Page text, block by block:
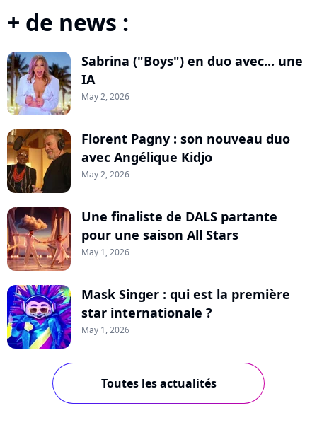
+ de news :
Sabrina ("Boys") en duo avec... une
IA
May 2, 2026
Florent Pagny : son nouveau duo
avec Angélique Kidjo
May 2, 2026
Une finaliste de DALS partante
pour une saison All Stars
May 1, 2026
Mask Singer : qui est la première
star internationale ?
May 1, 2026
Toutes les actualités